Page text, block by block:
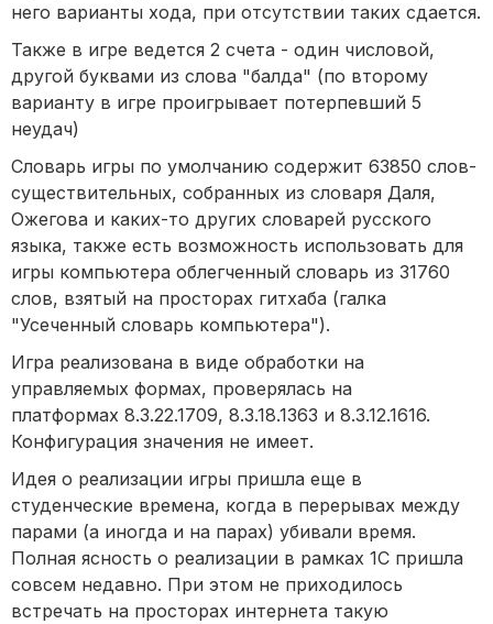
него варианты хода, при отсутствии таких сдается.
Также в игре ведется 2 счета - один числовой,
другой буквами из слова "балда" (по второму
варианту в игре проигрывает потерпевший 5
неудач)
Словарь игры по умолчанию содержит 63850 слов-
существительных, собранных из словаря Даля,
Ожегова и каких-то других словарей русского
языка, также есть возможность использовать для
игры компьютера облегченный словарь из 31760
слов, взятый на просторах гитхаба (галка
"Усеченный словарь компьютера").
Игра реализована в виде обработки на
управляемых формах, проверялась на
платформах 8.3.22.1709, 8.3.18.1363 и 8.3.12.1616.
Конфигурация значения не имеет.
Идея о реализации игры пришла еще в
студенческие времена, когда в перерывах между
парами (а иногда и на парах) убивали время.
Полная ясность о реализации в рамках 1С пришла
совсем недавно. При этом не приходилось
встречать на просторах интернета такую